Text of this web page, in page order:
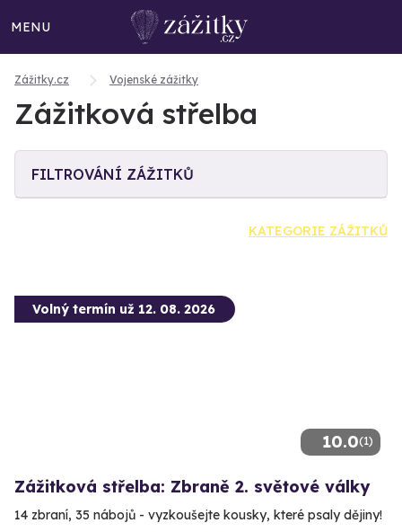
MENU
Zážitky.cz Vojenské zážitky
Zážitková střelba
FILTROVÁNÍ ZÁŽITKŮ
KATEGORIE ZÁŽITKŮ
10.0(1)
Volný termín už 12. 08. 2026
Zážitková střelba: Zbraně 2. světové války
14 zbraní, 35 nábojů - vyzkoušejte kousky, které psaly dějiny!